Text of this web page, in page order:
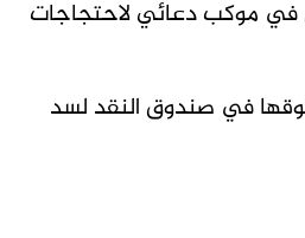
في موكب دعائي لاحتجاجات
في صندوق النقد لسد